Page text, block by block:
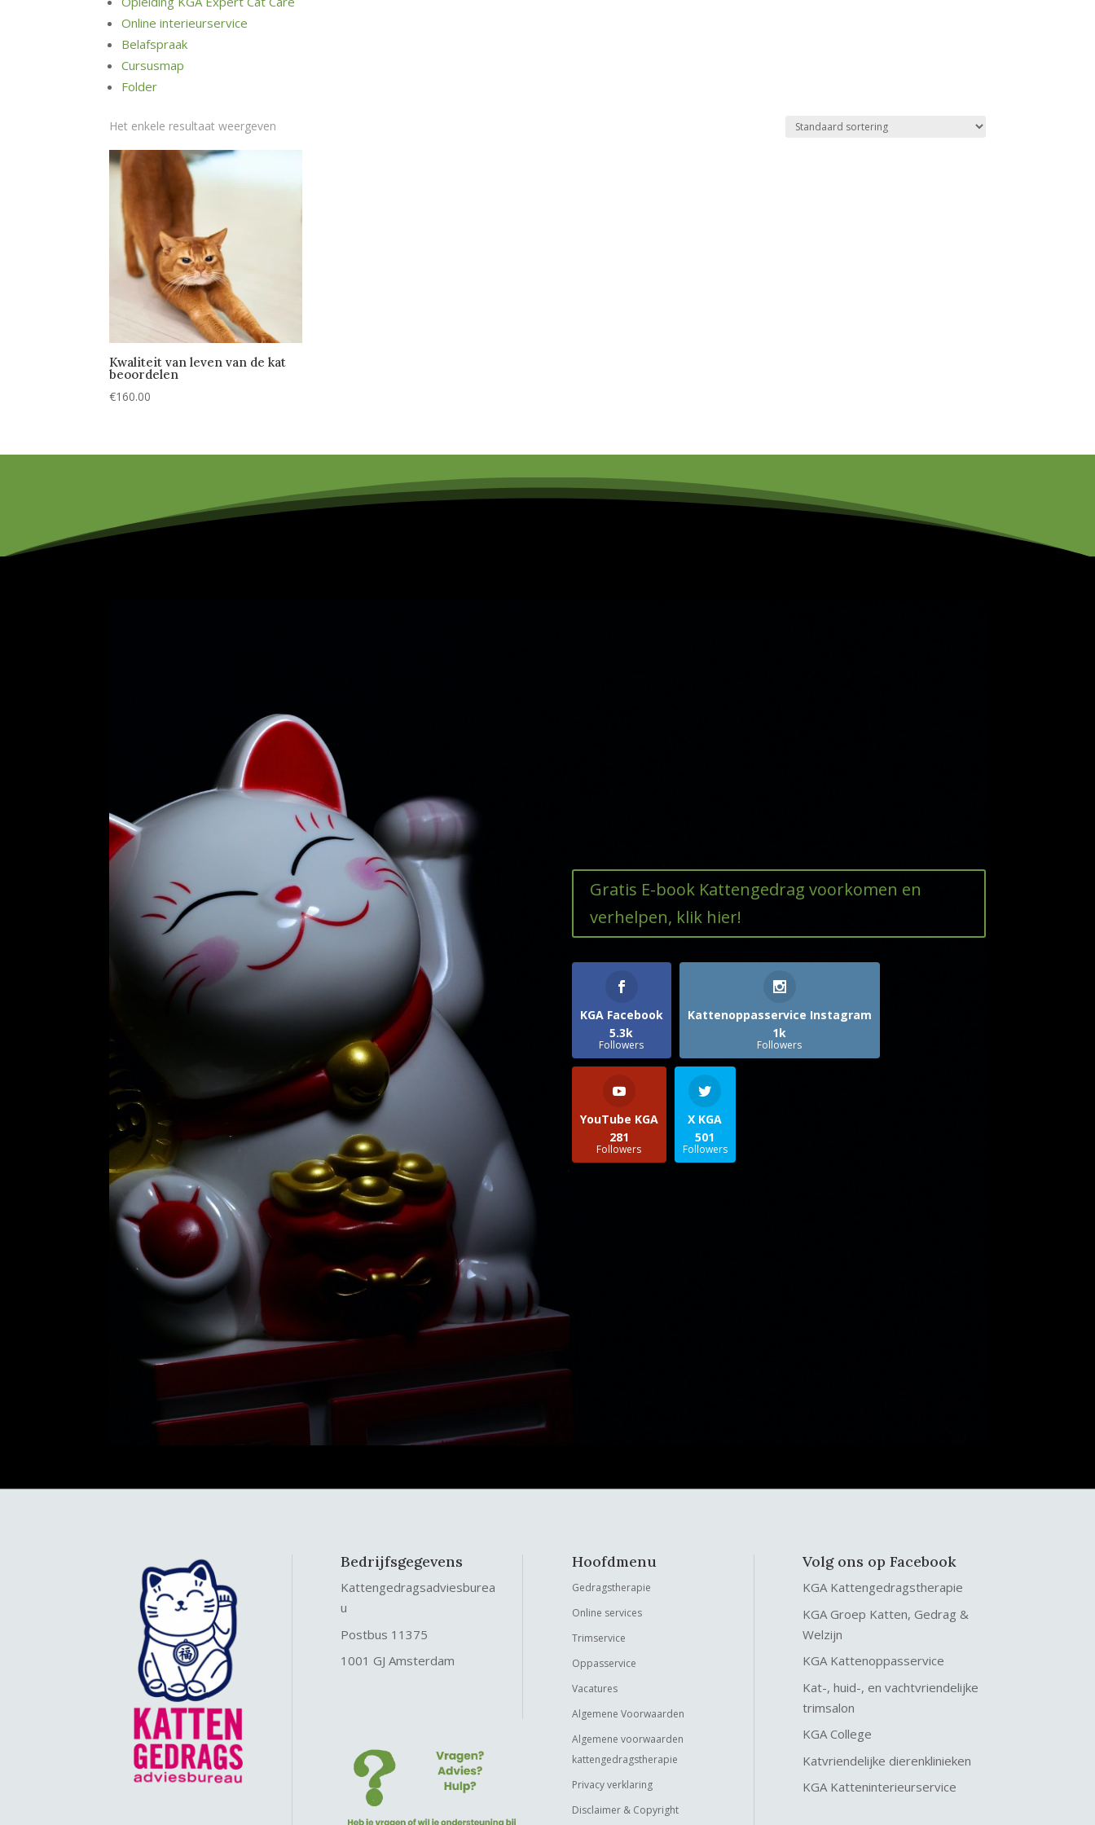
Online interieurservice
Belafspraak
Cursusmap
Folder
Het enkele resultaat weergeven
Kwaliteit van leven van de kat
beoordelen
€160.00
Gratis E-book Kattengedrag voorkomen en
verhelpen, klik hier!
KGA Facebook
5.3k
Followers
Kattenoppasservice Instagram
1k
Followers
YouTube KGA
281
Followers
X KGA
501
Followers
Bedrijfsgegevens
Kattengedragsadviesburea
u
Postbus 11375
1001 GJ Amsterdam
Hoofdmenu
Gedragstherapie
Online services
Trimservice
Oppasservice
Vacatures
Algemene Voorwaarden
Algemene voorwaarden
kattengedragstherapie
Privacy verklaring
Disclaimer & Copyright
Volg ons op Facebook
KGA Kattengedragstherapie
KGA Groep Katten, Gedrag &
Welzijn
KGA Kattenoppasservice
Kat-, huid-, en vachtvriendelijke
trimsalon
KGA College
Katvriendelijke dierenklinieken
KGA Katteninterieurservice